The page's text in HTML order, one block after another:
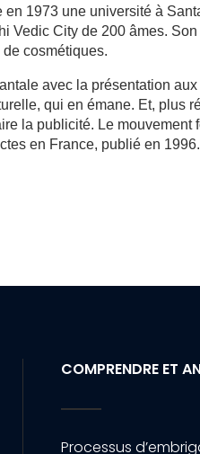
en 1973 une université à
Vedic City de 200 âmes.
cosmétiques.
avec la présentation
qui en émane. Et, plus
la publicité. Le
en France, publié en 1996.
COMPRENDRE ET
Processus